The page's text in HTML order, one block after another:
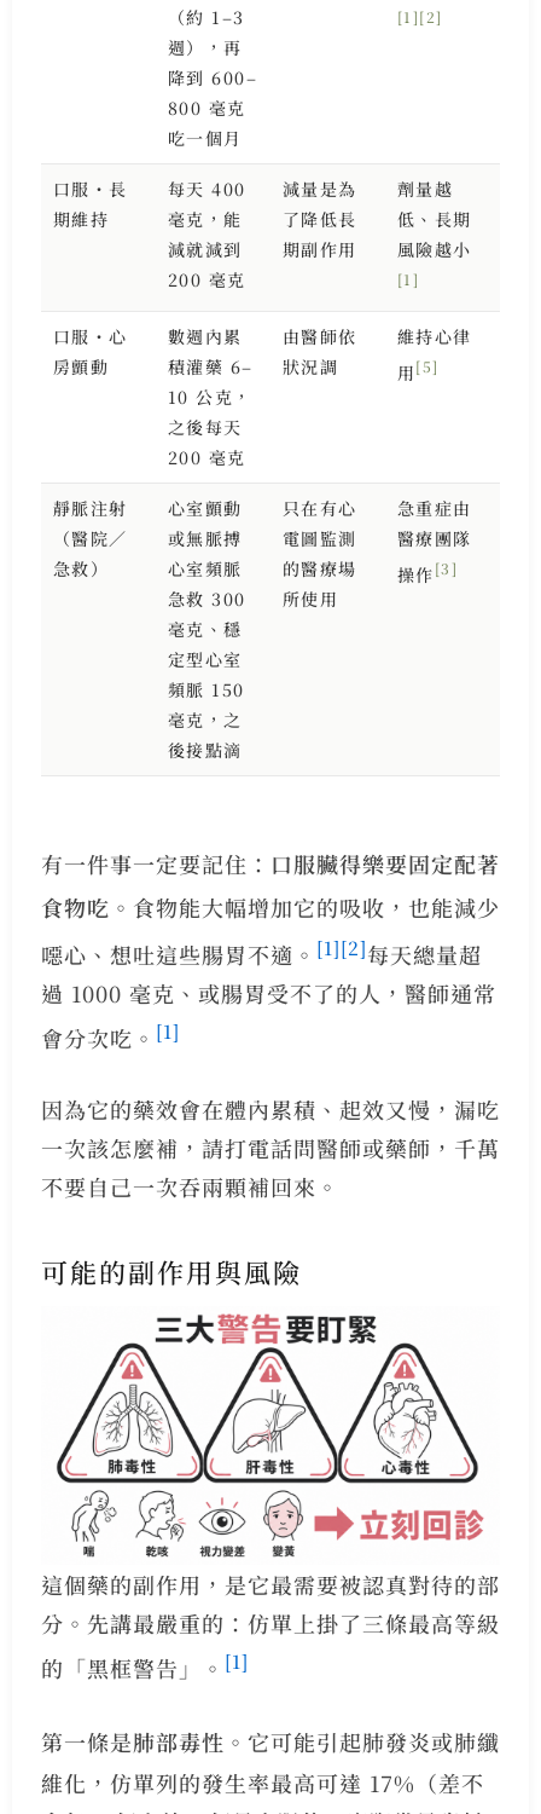
（約 1–3
週），再
降到 600–
800 毫克
吃一個月
[1][2]
口服・長
期維持
每天 400
毫克，能
減就減到
200 毫克
減量是為
了降低長
期副作用
劑量越
低、長期
風險越小
[1]
口服・心
房顫動
數週內累
積灌藥 6–
10 公克，
之後每天
200 毫克
由醫師依
狀況調
維持心律
用[5]
靜脈注射
（醫院／
急救）
心室顫動
或無脈搏
心室頻脈
急救 300
毫克、穩
定型心室
頻脈 150
毫克，之
後接點滴
只在有心
電圖監測
的醫療場
所使用
急重症由
醫療團隊
操作[3]
有一件事一定要記住： 口服臟得樂要固定配著
食物吃 。食物能大幅增加它的吸收，也能減少
噁心、想吐這些腸胃不適。 [1][2]每天總量超
過 1000 毫克、或腸胃受不了的人，醫師通常
會分次吃。 [1]
因為它的藥效會在體內累積、起效又慢，漏吃
一次該怎麼補，請打電話問醫師或藥師，千萬
不要自己一次吞兩顆補回來。
可能的副作用與風險
這個藥的副作用，是它最需要被認真對待的部
分。先講最嚴重的：仿單上掛了三條最高等級
的「黑框警告」。 [1]
第一條是肺部毒性 。它可能引起肺發炎或肺纖
維化，仿單列的發生率最高可達 17%（差不